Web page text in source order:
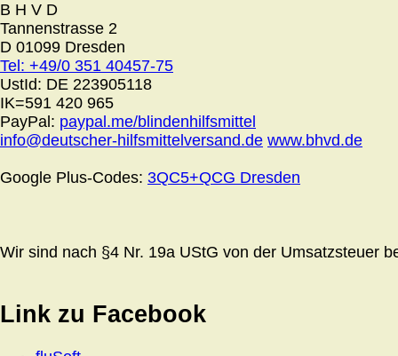
B H V D
Tannenstrasse 2
D 01099 Dresden
Tel: +49/0 351 40457-75
UstId: DE 223905118
IK=591 420 965
PayPal: paypal.me/blindenhilfsmittel
info@deutscher-hilfsmittelversand.de www.bhvd.de
Google Plus-Codes: 3QC5+QCG Dresden
Wir sind nach §4 Nr. 19a UStG von der Umsatzsteuer
Link zu Facebook